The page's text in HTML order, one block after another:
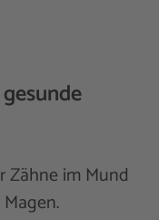
Zähne im Mund